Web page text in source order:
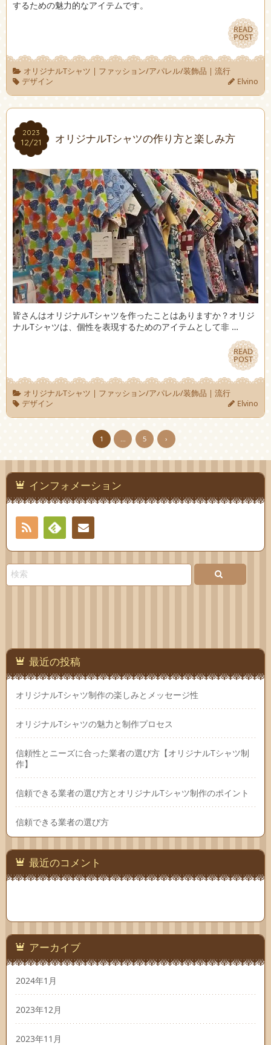
するための魅力的なアイテムです。
READ
POST
READ
POST
オリジナルTシャツ | ファッション/アパレル/装飾品 | 流行
デザイン
Elvino
2023
12/21
2023
12/21 オリジナルTシャツの作り方と楽しみ方
皆さんはオリジナルTシャツを作ったことはありますか？オリジ
ナルTシャツは、個性を表現するためのアイテムとして非 …
READ
POST
READ
POST
オリジナルTシャツ | ファッション/アパレル/装飾品 | 流行
デザイン
Elvino
1 5 ›
インフォメーション
RSS
Feedlyお問
最近の投稿
オリジナルTシャツ制作の楽しみとメッセージ性
オリジナルTシャツの魅力と制作プロセス
信頼性とニーズに合った業者の選び方【オリジナルTシャツ制
作】
信頼できる業者の選び方とオリジナルTシャツ制作のポイント
信頼できる業者の選び方
最近のコメント
アーカイブ
2024年1月
2023年12月
2023年11月